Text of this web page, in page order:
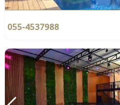
055-4537988